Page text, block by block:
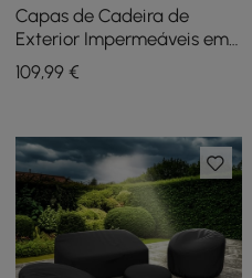
Capas de Cadeira de
Exterior Impermeáveis em
Lona Resistente 600D em
Preto
109,99 €